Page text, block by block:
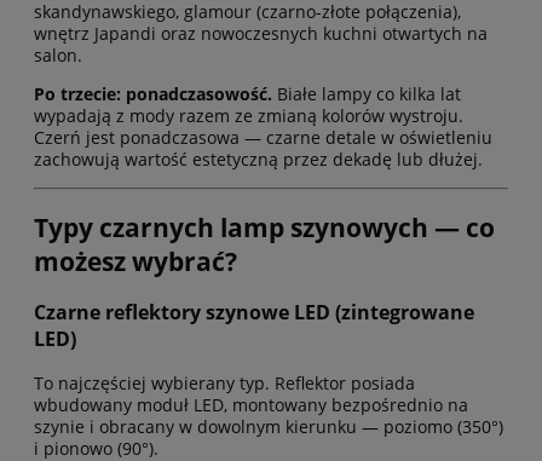
skandynawskiego, glamour (czarno-złote połączenia),
wnętrz Japandi oraz nowoczesnych kuchni otwartych na
salon.
Po trzecie: ponadczasowość. Białe lampy co kilka lat
wypadają z mody razem ze zmianą kolorów wystroju.
Czerń jest ponadczasowa — czarne detale w oświetleniu
zachowują wartość estetyczną przez dekadę lub dłużej.
Typy czarnych lamp szynowych — co
możesz wybrać?
Czarne reflektory szynowe LED (zintegrowane
LED)
To najczęściej wybierany typ. Reflektor posiada
wbudowany moduł LED, montowany bezpośrednio na
szynie i obracany w dowolnym kierunku — poziomo (350°)
i pionowo (90°).